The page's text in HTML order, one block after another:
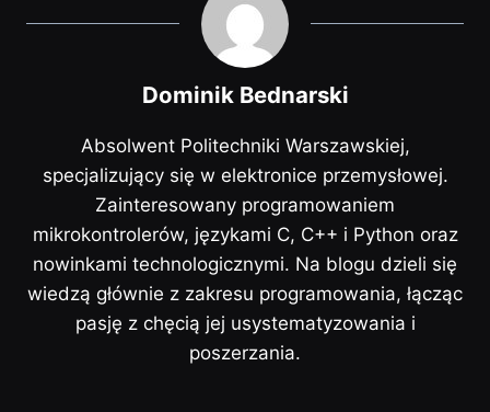
Dominik Bednarski
Absolwent Politechniki Warszawskiej,
specjalizujący się w elektronice przemysłowej.
Zainteresowany programowaniem
mikrokontrolerów, językami C, C++ i Python oraz
nowinkami technologicznymi. Na blogu dzieli się
wiedzą głównie z zakresu programowania, łącząc
pasję z chęcią jej usystematyzowania i
poszerzania.